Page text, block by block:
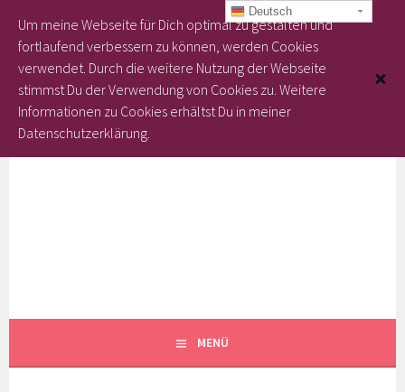
MENÜ
Deutsch
Um meine Webseite für Dich optimal zu gestalten und
fortlaufend verbessern zu können, werden Cookies
verwendet. Durch die weitere Nutzung der Webseite
stimmst Du der Verwendung von Cookies zu. Weitere
Informationen zu Cookies erhältst Du in meiner
Datenschutzerklärung.